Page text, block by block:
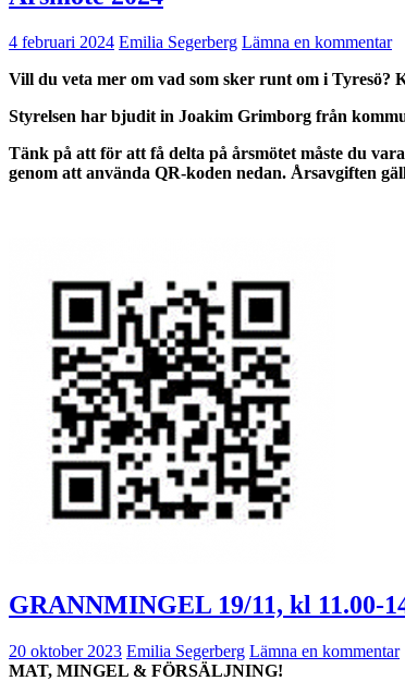
4 februari 2024 Emilia Segerberg Lämna en kommentar
Vill du veta mer om vad som sker runt om i Tyresö?
Styrelsen har bjudit in Joakim Grimborg från
Tänk på att för att få delta på årsmötet måste du
genom att använda QR-koden nedan. Årsavgiften
GRANNMINGEL 19/11, kl 11.00-
20 oktober 2023 Emilia Segerberg Lämna en kommentar
MAT, MINGEL & FÖRSÄLJNING!